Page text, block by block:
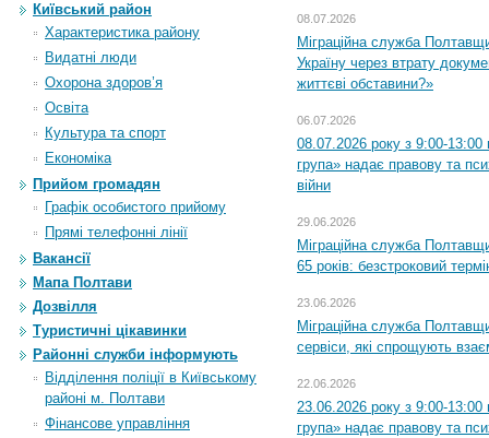
Київський район
Характеристика району
Видатні люди
Охорона здоров’я
Освіта
Культура та спорт
Економіка
Прийом громадян
Графік особистого прийому
Прямі телефонні лінії
Вакансії
Мапа Полтави
Дозвілля
Туристичні цікавинки
Районні служби інформують
Відділення поліції в Київському
районі м. Полтави
Фінансове управління
08.07.2026
Міграційна служба
Україну через втрату
життєві обставини?»
06.07.2026
08.07.2026 року з 9:00-13:00
група» надає правову та
війни
29.06.2026
Міграційна служба
65 років: безстроковий
23.06.2026
Міграційна служба
сервіси, які спрощують
22.06.2026
23.06.2026 року з 9:00-13:00
група» надає правову та